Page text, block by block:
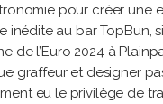
pour créer une
inédite au bar TopBun,
de l’Euro 2024 à
graffeur et designer
eu le privilège de